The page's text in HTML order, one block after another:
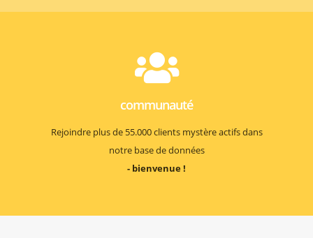
communauté
Rejoindre plus de 55.000 clients mystère actifs dans
notre base de données
- bienvenue !